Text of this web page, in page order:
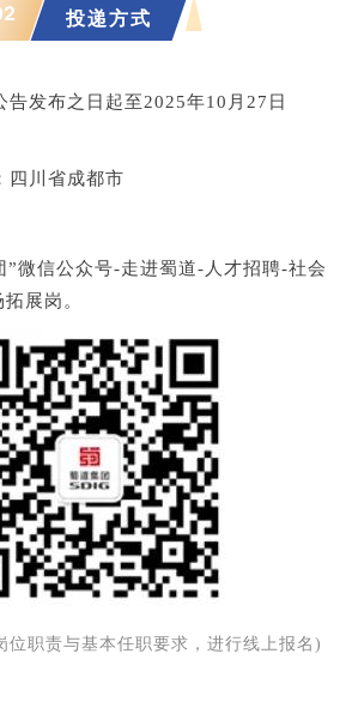
投递方式
告发布之日起至2025年10月27日
四川省成都市
”微信公众号-走进蜀道-人才招聘-社会
展岗。
位职责与基本任职要求，进行线上报名)